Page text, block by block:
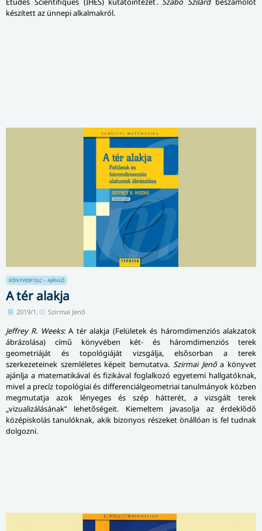
készített az ünnepi alkalmakról.
KÖNYVESPOLC – AJÁNLÓ
A tér alakja
2019/1. Szirmai Jenő
Jeffrey R. Weeks: A tér alakja (Felületek és háromdimenziós alakzatok
ábrázolása) című könyvében két- és háromdimenziós terek
geometriáját és topológiáját vizsgálja, elsősorban a terek
szerkezeteinek szemléletes képeit bemutatva. Szirmai Jenőa könyvet
ajánlja a matematikával és fizikával foglalkozó egyetemi hallgatóknak,
mivel a precíz topológiai és differenciálgeometriai tanulmányok közben
megmutatja azok lényeges és szép hátterét, a vizsgált terek
„vizualizálásának” lehetőségeit. Kiemeltem javasolja az érdeklődő
középiskolás tanulóknak, akik bizonyos részeket önállóan is fel tudnak
dolgozni.